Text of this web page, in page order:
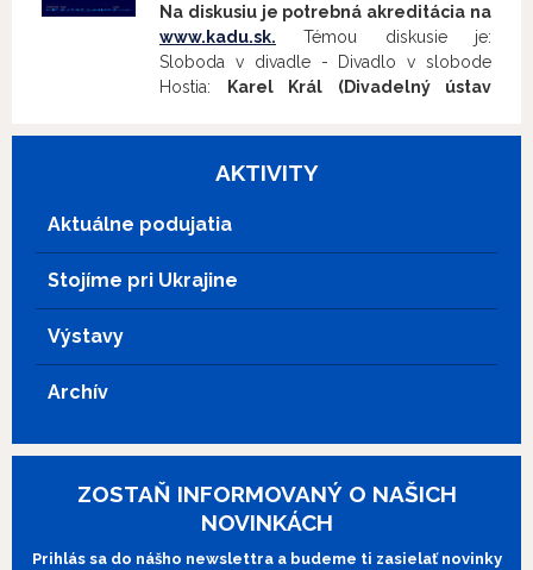
Na diskusiu je potrebná akreditácia na
www.kadu.sk. Témou diskusie je:
Sloboda v divadle - Divadlo v slobode
Hostia:
Karel Král (Divadelný ústav
Divadelná Nitra)Moderuje:Silvia
HroncováAKTIVITY
Aktuálne podujatia
Stojíme pri Ukrajine
Výstavy
Archív
ZOSTAŇ INFORMOVANÝ O NAŠICH
NOVINKÁCH
Prihlás sa do nášho newslettra a budeme ti zasielať novinky